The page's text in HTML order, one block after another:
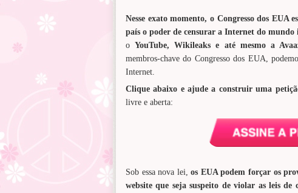
Nesse exato momento, o Congresso dos EUA
país o poder de censurar a Internet do mundo
oYouTube, Wikileaks e até mesmo a
membros-chave do Congresso dos EUA,
Internet.
Clique abaixo e ajude a construir uma
livre e aberta:
Sob essa nova lei,os EUA podem forçar os
website que seja suspeito de violar as leis